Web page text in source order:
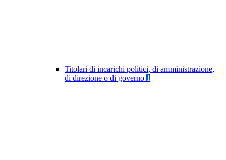
Titolari di incarichi politici, di amministrazione,
di direzione o di governo 1